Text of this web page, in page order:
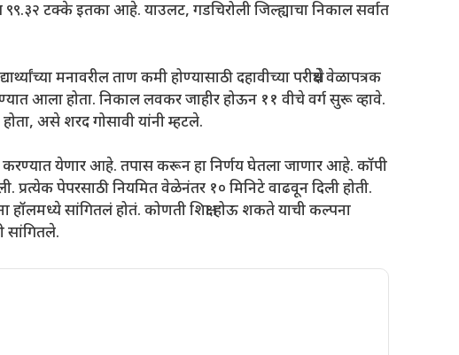
९९.३२ टक्के इतका आहे. याउलट, गडचिरोली जिल्ह्याचा निकाल सर्वात
मनावरील ताण कमी होण्यासाठी दहावीच्या परीक्षेचे वेळापत्रक
आला होता. निकाल लवकर जाहीर होऊन ११ वीचे वर्ग सुरू व्हावे.
होता, असे शरद गोसावी यांनी म्हटले.
रद्द करण्यात येणार आहे. तपास करून हा निर्णय घेतला जाणार आहे. कॉपी
प्रत्येक पेपरसाठी नियमित वेळेनंतर १० मिनिटे वाढवून दिली होती.
हॉलमध्ये सांगितलं होतं. कोणती शिक्षा होऊ शकते याची कल्पना
सांगितले.